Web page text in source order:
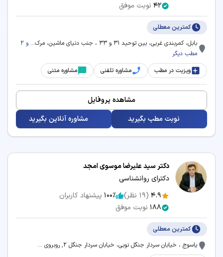
42 نوبت موفق
کمترین معطلی
بابل، کمربندی غربی، بین توحید 31 و 33 ، جنب دنیای ماشین، مرک...
و 2
مطب دیگر
ویزیت در مطب
مشاوره تلفنی مشاوره متنی
مشاهده پروفایل
نوبت مطب بگیرید
مشاوره آنلاین بگیرید
دکتر سید علیرضا موسوی امجد
دکترای روانشناسی
4.9
(
19 نظر) 100٪ پیشنهاد کاربران
188 نوبت موفق
کمترین معطلی
یاسوج ، خیابان سردار جنگل نوبی، خیابان سردار جنگل 2, روبروی ...